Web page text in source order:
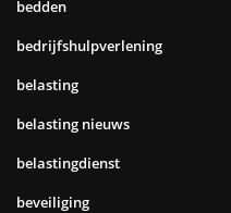
bedden
bedrijfshulpverlening
belasting
belasting nieuws
belastingdienst
beveiliging